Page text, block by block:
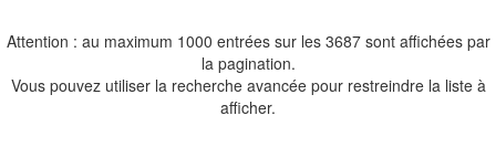
Attention : au maximum 1000 entrées sur les 3687 sont affichées par
la pagination.
Vous pouvez utiliser la recherche avancée pour restreindre la liste à
afficher.